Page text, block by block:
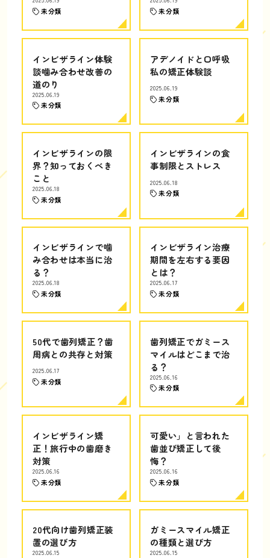
未分類 未分類
インビザライン体験
談噛み合わせ改善の
道のり
2025.06.19
未分類
アデノイドと口呼吸
私の矯正体験談
2025.06.19
未分類
インビザラインの限
界？知っておくべき
こと
2025.06.18
未分類
インビザラインの食
事制限とストレス
2025.06.18
未分類
インビザラインで噛
み合わせは本当に治
る？
2025.06.18
未分類
インビザライン治療
期間を左右する要因
とは？
2025.06.17
未分類
50代で歯列矯正？歯
周病との共存と対策
2025.06.17
未分類
歯列矯正でガミース
マイルはどこまで治
る？
2025.06.16
未分類
インビザライン矯
正！旅行中の歯磨き
対策
2025.06.16
未分類
可愛い」と言われた
歯並び矯正して後
悔？
2025.06.16
未分類
20代向け歯列矯正装
置の選び方
2025.06.15
ガミースマイル矯正
の種類と選び方
2025.06.15